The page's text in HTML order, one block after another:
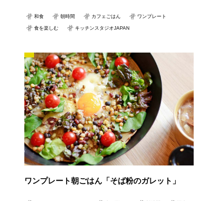
和食 朝時間 カフェごはん ワンプレート
食を楽しむ キッチンスタジオJAPAN
ワンプレート朝ごはん「そば粉のガレット」